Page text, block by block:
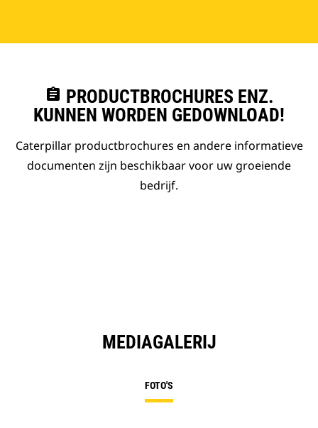
assignment PRODUCTBROCHURES ENZ.
KUNNEN WORDEN GEDOWNLOAD!
Caterpillar productbrochures en andere informatieve
documenten zijn beschikbaar voor uw groeiende
bedrijf.
MEDIAGALERIJ
FOTO'S